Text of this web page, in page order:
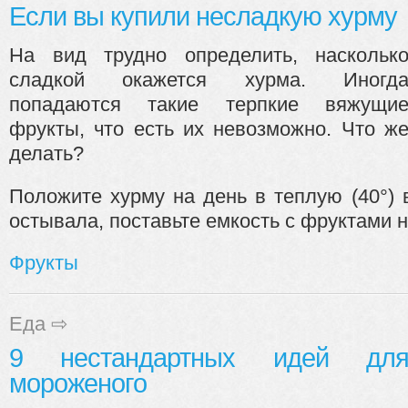
Если вы купили несладкую хурму
На вид трудно определить, насколько
сладкой окажется хурма. Иногда
попадаются такие терпкие вяжущие
фрукты, что есть их невозможно. Что же
делать?
Положите хурму на день в теплую (40°)
остывала, поставьте емкость с фруктами
Фрукты
Еда ⇨
9 нестандартных идей для
мороженого